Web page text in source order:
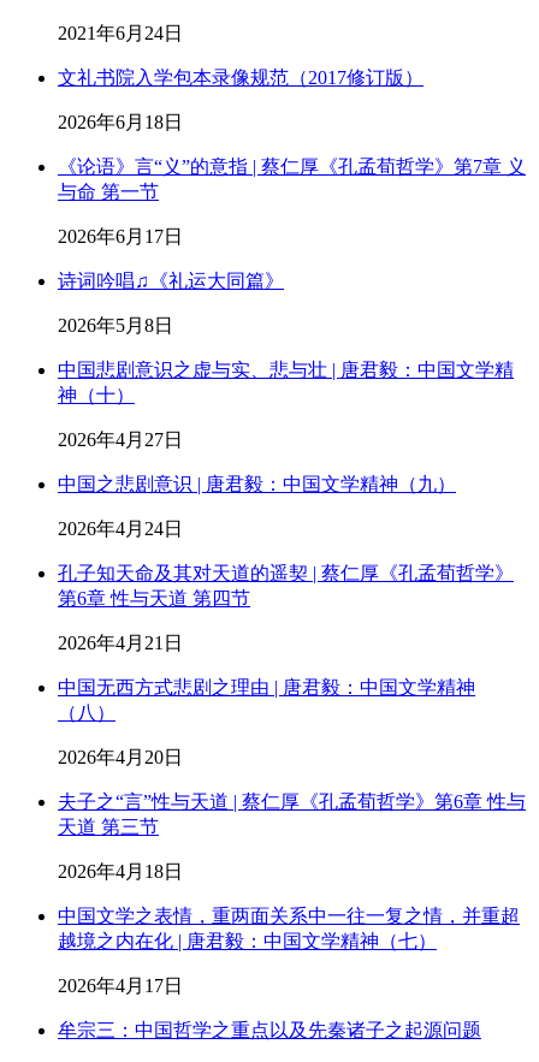
2021年6月24日
文礼书院入学包本录像规范（2017修订版）
2026年6月18日
《论语》言“义”的意指 | 蔡仁厚《孔孟荀哲学》第7章 义
与命 第一节
2026年6月17日
诗词吟唱♫《礼运大同篇》
2026年5月8日
中国悲剧意识之虚与实、悲与壮 | 唐君毅：中国文学精
神（十）
2026年4月27日
中国之悲剧意识 | 唐君毅：中国文学精神（九）
2026年4月24日
孔子知天命及其对天道的遥契 | 蔡仁厚《孔孟荀哲学》
第6章 性与天道 第四节
2026年4月21日
中国无西方式悲剧之理由 | 唐君毅：中国文学精神
（八）
2026年4月20日
夫子之“言”性与天道 | 蔡仁厚《孔孟荀哲学》第6章 性与
天道 第三节
2026年4月18日
中国文学之表情，重两面关系中一往一复之情，并重超
越境之内在化 | 唐君毅：中国文学精神（七）
2026年4月17日
牟宗三：中国哲学之重点以及先秦诸子之起源问题